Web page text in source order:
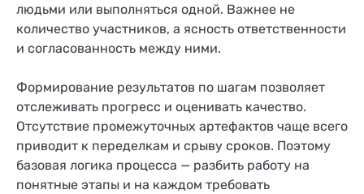
людьми или выполняться одной. Важнее не
количество участников, а ясность ответственности
и согласованность между ними.
Формирование результатов по шагам позволяет
отслеживать прогресс и оценивать качество.
Отсутствие промежуточных артефактов чаще всего
приводит к переделкам и срыву сроков. Поэтому
базовая логика процесса — разбить работу на
понятные этапы и на каждом требовать